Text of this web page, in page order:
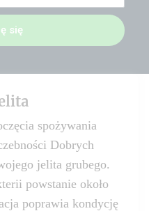
się
spożywania
Dobrych
jelita grubego.
powstanie około
poprawia kondycję